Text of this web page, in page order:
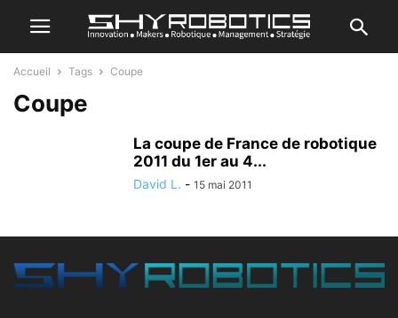
Accueil Tags Coupe
Coupe
La coupe de France de robotique
2011 du 1er au 4...
David L. - 15 mai 2011